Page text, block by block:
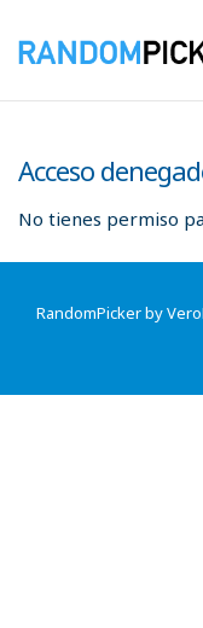
Acceso
No tienes permiso
RandomPicker by